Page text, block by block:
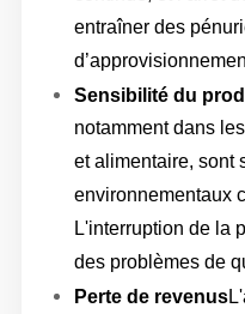
entraîner des
Sensibilité du
notamment dans
et alimentaire, sont
environnementaux
L'interruption de la
des problèmes de
Perte de revenus